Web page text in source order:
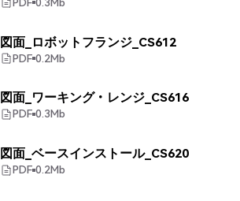
図面_ロボットフランジ_CS612
PDF 0.2Mb
図面_ワーキング・レンジ_CS616
PDF 0.3Mb
図面_ベースインストール_CS620
PDF 0.2Mb